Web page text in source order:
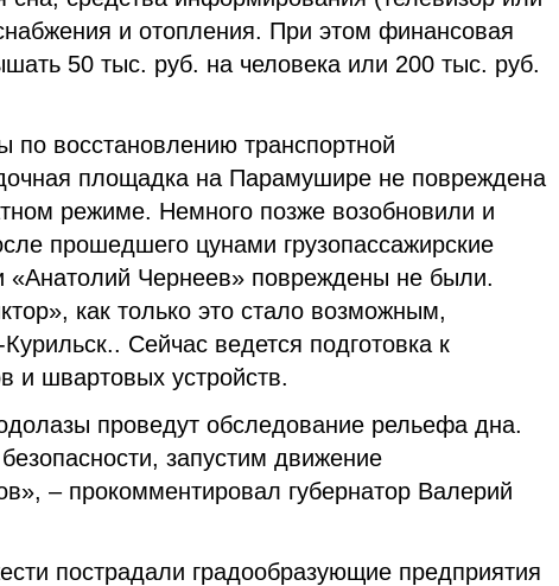
и отопления. При этом финансовая
50 тыс. руб. на человека или 200 тыс. руб.
по восстановлению транспортной
площадка на Парамушире не повреждена
режиме. Немного позже возобновили и
прошедшего цунами грузопассажирские
«Анатолий Чернеев» повреждены не были.
как только это стало возможным,
Сейчас ведется подготовка к
и швартовых устройств.
проведут обследование рельефа дна.
запустим движение
– прокомментировал губернатор Валерий
пострадали градообразующие предприятия